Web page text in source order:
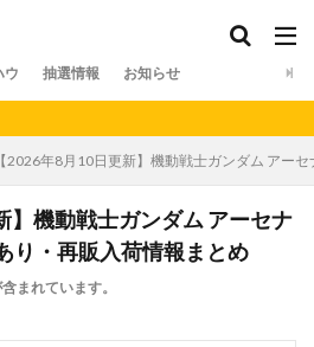
ウ 抽選情報 お知らせ
【2026年8月10日更新】機動戦士ガンダム アー
】機動戦士ガンダム アーセナ
り・再販入荷情報まとめ
まれています。